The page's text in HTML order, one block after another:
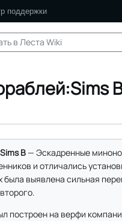
поддержки
B— Эскадренные
и отличались
была выявлена сильная
построен на верфи